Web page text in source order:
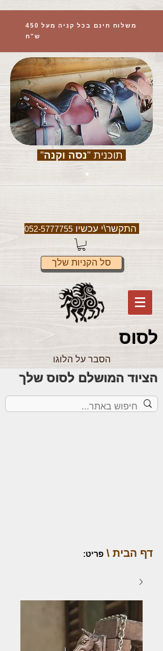
משלוח חינם בכל קניה מעל 450
ש"ח
תוכנית "נסה וקנה"
התקשר\י עכשיו052-5777755
סל הקניות שלך
לסוס
הסבר על הלוגו
הציוד המושלם לסוס שלך
דף הבית \ פריט: